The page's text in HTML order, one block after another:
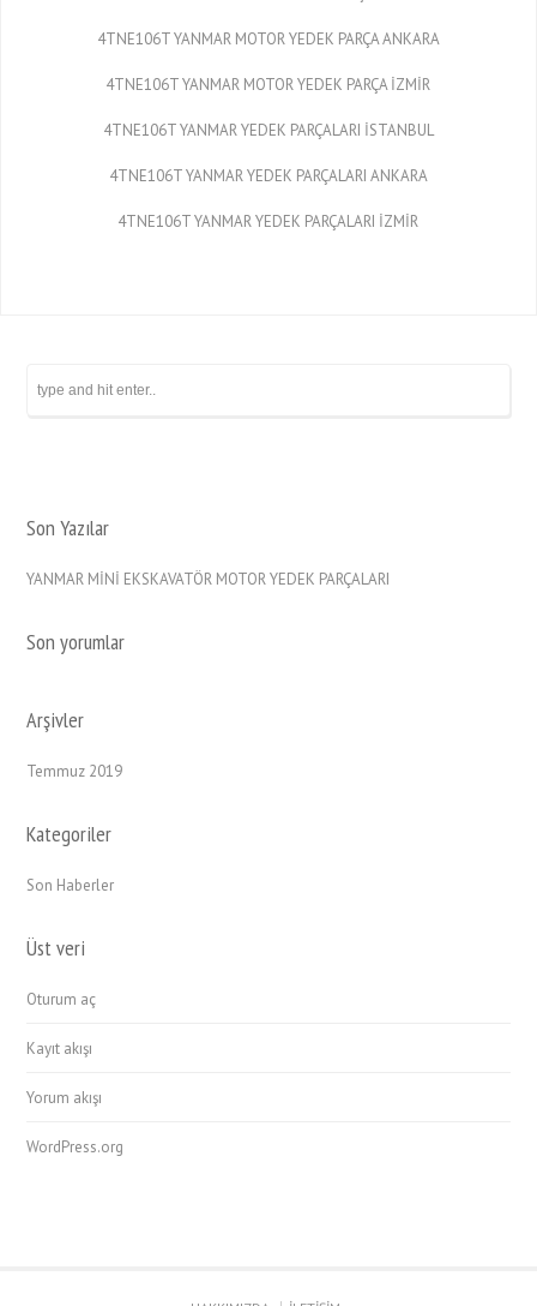
4TNE106T YANMAR MOTOR YEDEK PARÇA ANKARA
4TNE106T YANMAR MOTOR YEDEK PARÇA İZMİR
4TNE106T YANMAR YEDEK PARÇALARI İSTANBUL
4TNE106T YANMAR YEDEK PARÇALARI ANKARA
4TNE106T YANMAR YEDEK PARÇALARI İZMİR
Son Yazılar
YANMAR MİNİ EKSKAVATÖR MOTOR YEDEK PARÇALARI
Son yorumlar
Arşivler
Temmuz 2019
Kategoriler
Son Haberler
Üst veri
Oturum aç
Kayıt akışı
Yorum akışı
WordPress.org